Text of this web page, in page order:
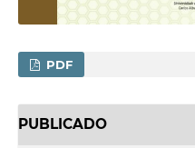
PDF
PUBLICADO